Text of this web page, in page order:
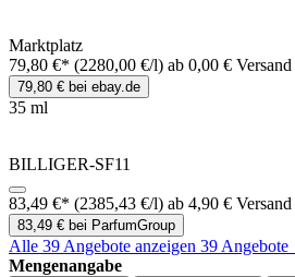
Marktplatz
79,80 €* (2280,00 €/l) ab 0,00 € Versand
79,80 € bei ebay.de
35 ml
BILLIGER-SF11
83,49 €* (2385,43 €/l) ab 4,90 € Versand
83,49 € bei ParfumGroup
Alle 39 Angebote anzeigen 39 Angebote
Mengenangabe